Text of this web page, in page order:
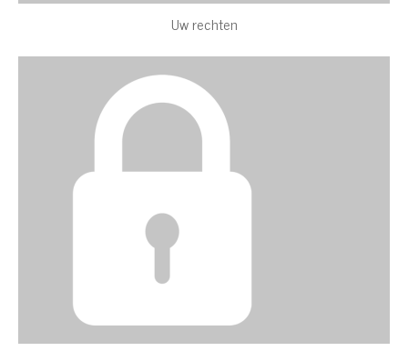
Uw rechten